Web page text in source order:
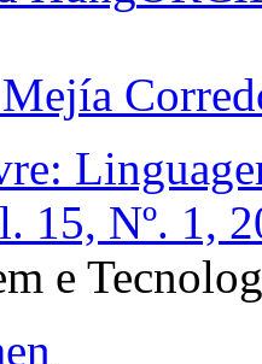
15, Nº. 1,
e